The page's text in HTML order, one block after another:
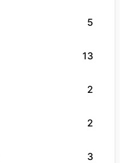
5
13
2
2
3